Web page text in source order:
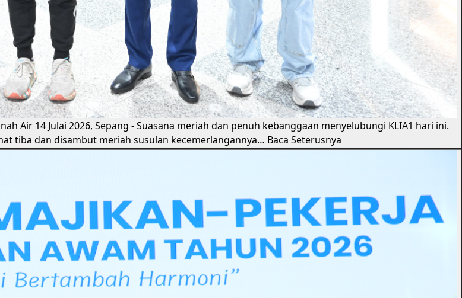
Air 14 Julai 2026, Sepang - Suasana meriah dan penuh kebanggaan menyelubungi KLIA1 hari ini.
tiba dan disambut meriah susulan kecemerlangannya… Baca Seterusnya